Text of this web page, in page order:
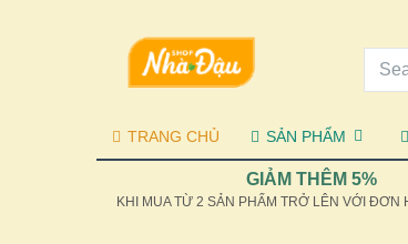
TRANG CHỦ SẢN PHẨM
GIẢM THÊM 5%
KHI MUA TỪ 2 SẢN PHẨM TRỞ LÊN VỚI ĐƠN